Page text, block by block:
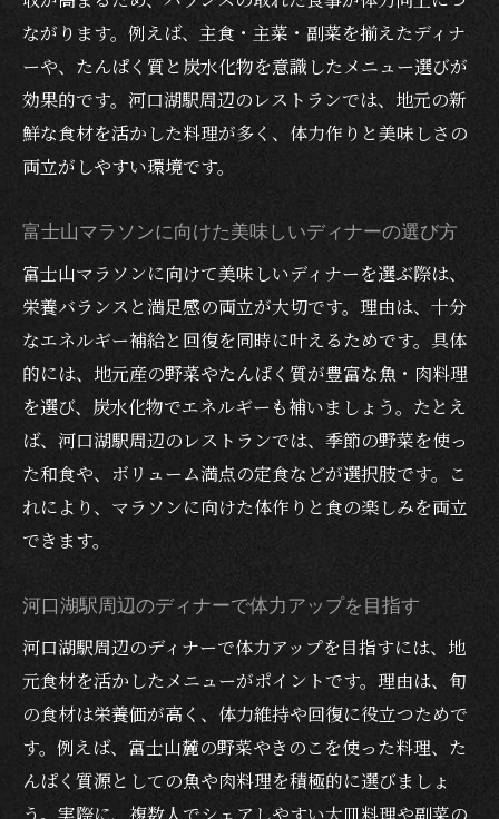
体力作りに効果的な夜ご飯の食べ方を紹介
河口湖駅周辺のディナーで栄養補給を強化
美味しいディナーが支えるマラソン体力作
り
バランス重視のディナーで疲労回復を目指
美味しいディナーが叶える健康的な体力づくり
美味しいディナーで体力アップを実現する
方法
ディナー選びで健康的な体力作りをサポー
ト
バランス良い食事が体力向上に与える影響
富士山マラソン参加者のためのディナー提
案
ディナーで美味しく栄養バランスを整えよ
バランス重視のディナーを河口湖駅周辺で発見
河口湖駅周辺で見つけるバランスディナー
体力作りに役立つバランスの良いディナー
選び
美味しいディナーで家族の健康もサポート
富士山マラソンに効くバランスディナーの
ながります。例えば、主食・主菜・副菜を揃えたディナ
ーや、たんぱく質と炭水化物を意識したメニュー選びが
効果的です。河口湖駅周辺のレストランでは、地元の新
鮮な食材を活かした料理が多く、体力作りと美味しさの
両立がしやすい環境です。
富士山マラソンに向けた美味しいディナーの選び方
富士山マラソンに向けて美味しいディナーを選ぶ際は、
栄養バランスと満足感の両立が大切です。理由は、十分
なエネルギー補給と回復を同時に叶えるためです。具体
的には、地元産の野菜やたんぱく質が豊富な魚・肉料理
を選び、炭水化物でエネルギーも補いましょう。たとえ
ば、河口湖駅周辺のレストランでは、季節の野菜を使っ
た和食や、ボリューム満点の定食などが選択肢です。こ
れにより、マラソンに向けた体作りと食の楽しみを両立
できます。
河口湖駅周辺のディナーで体力アップを目指す
河口湖駅周辺のディナーで体力アップを目指すには、地
元食材を活かしたメニューがポイントです。理由は、旬
の食材は栄養価が高く、体力維持や回復に役立つためで
す。例えば、富士山麓の野菜やきのこを使った料理、た
んぱく質源としての魚や肉料理を積極的に選びましょ